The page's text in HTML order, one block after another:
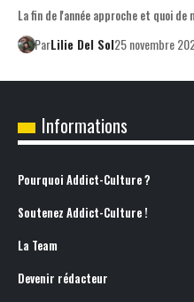
La fin de l'année approche et quoi
ParLilie Del Sol25 novembre
Informations
Pourquoi Addict-Culture ?
Soutenez Addict-Culture !
La Team
Devenir rédacteur